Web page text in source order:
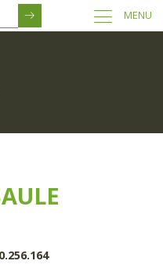
MENU